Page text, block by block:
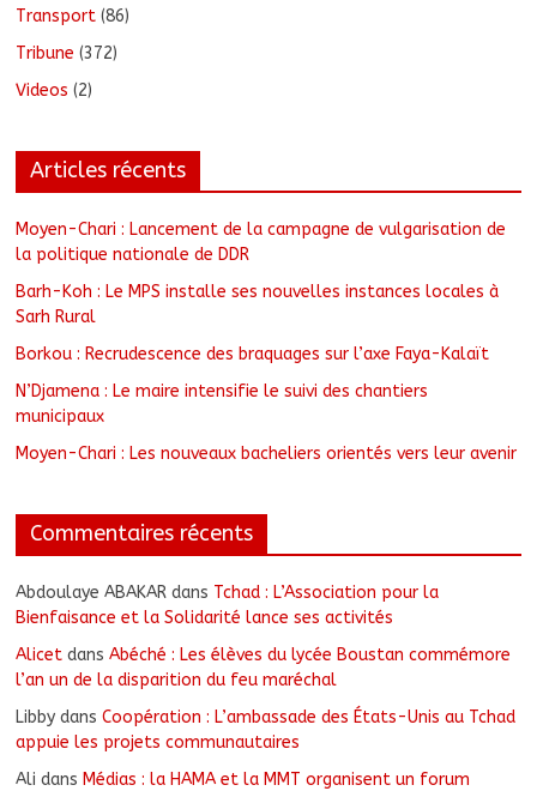
Transport (86)
Tribune (372)
Videos (2)
Articles récents
Moyen-Chari : Lancement de la campagne de vulgarisation de
la politique nationale de DDR
Barh-Koh : Le MPS installe ses nouvelles instances locales à
Sarh Rural
Borkou : Recrudescence des braquages sur l’axe Faya-Kalaït
N’Djamena : Le maire intensifie le suivi des chantiers
municipaux
Moyen-Chari : Les nouveaux bacheliers orientés vers leur avenir
Commentaires récents
Abdoulaye ABAKAR dans Tchad : L’Association pour la
Bienfaisance et la Solidarité lance ses activités
Alicet dansAbéché : Les élèves du lycée Boustan commémore
l’an un de la disparition du feu maréchal
Libby dansCoopération : L’ambassade des États-Unis au Tchad
appuie les projets communautaires
Ali dans Médias : la HAMA et la MMT organisent un forum